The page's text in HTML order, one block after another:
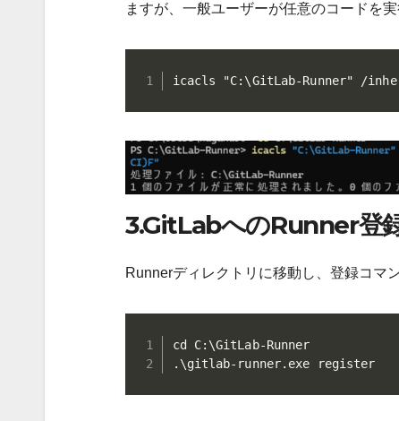
ますが、一般ユーザーが任意のコードを
icacls "C:\GitLab-Runner" /
3.GitLabへのRunner登
Runnerディレクトリに移動し、登録コマ
cd C:\GitLab-Runner
.\gitlab-runner.exe register